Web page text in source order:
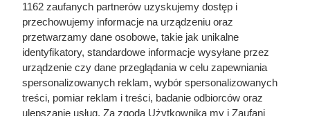
1162 zaufanych partnerów uzyskujemy dostęp i
przechowujemy informacje na urządzeniu oraz
przetwarzamy dane osobowe, takie jak unikalne
identyfikatory, standardowe informacje wysyłane przez
urządzenie czy dane przeglądania w celu zapewniania
spersonalizowanych reklam, wybór spersonalizowanych
treści, pomiar reklam i treści, badanie odbiorców oraz
ulepszanie usług. Za zgodą Użytkownika my i Zaufani